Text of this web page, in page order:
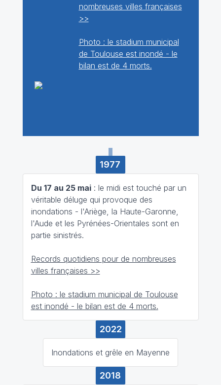
nombreuses villes françaises
>>
Photo : le stadium municipal
de Toulouse est inondé - le
bilan est de 4 morts.
1977
Du 17 au 25 mai: le midi est touché par un
véritable déluge qui provoque des
inondations - l'Ariège, la Haute-Garonne,
l'Aude et les Pyrénées-Orientales sont en
partie sinistrés.
Records quotidiens pour de nombreuses
villes françaises >>
Photo : le stadium municipal de Toulouse
est inondé - le bilan est de 4 morts.
2022
Inondations et grêle en Mayenne
2018